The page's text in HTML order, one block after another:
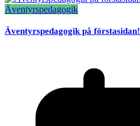
Äventyrspedagogik
Äventyrspedagogik på förstasidan!